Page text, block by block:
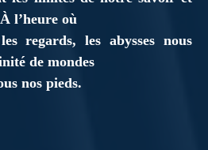
l’heure où
regards, les abysses nous
de mondes
nos pieds.